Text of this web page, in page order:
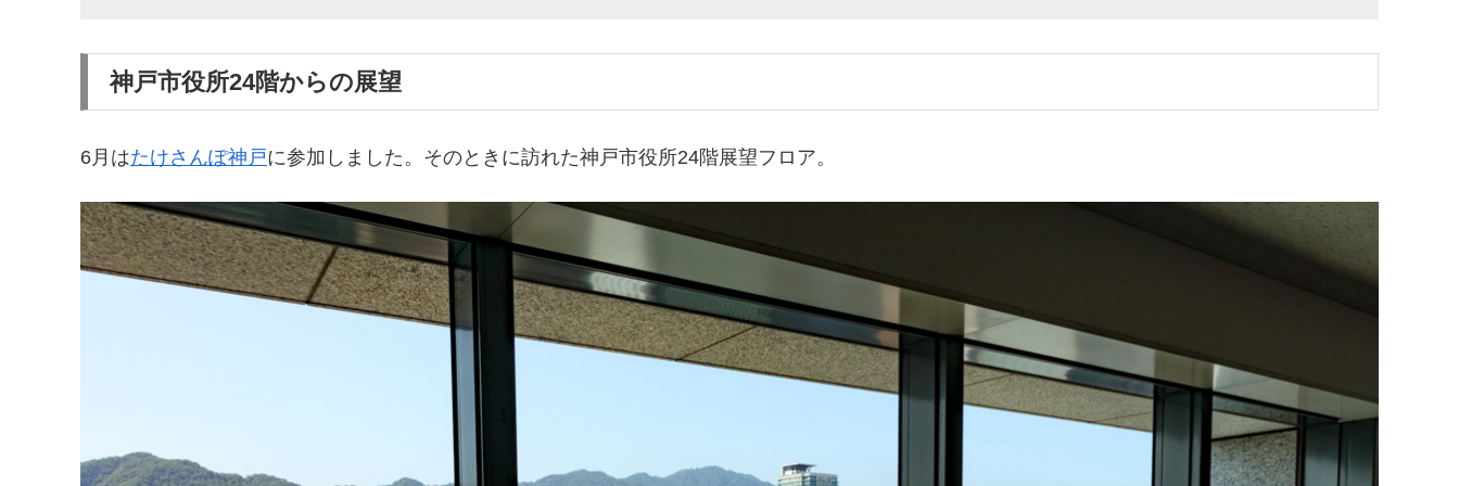
神戸市役所24階からの展望
6月はたけさんぽ神戸に参加しました。そのときに訪れた神戸市役所24階展望フロア。